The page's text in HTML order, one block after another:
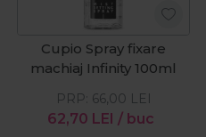
Cupio Spray fixare
machiaj Infinity 100ml
62,70 LEI / buc
PRP: 66,00 LEI